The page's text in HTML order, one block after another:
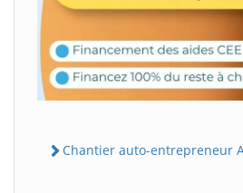
Chantier auto-entrepreneur